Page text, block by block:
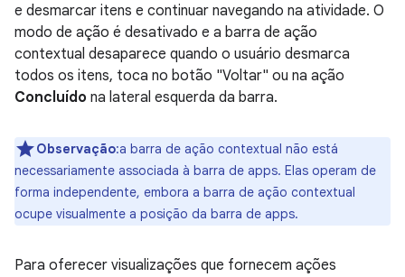
e desmarcar itens e continuar navegando na atividade. O
modo de ação é desativado e a barra de ação
contextual desaparece quando o usuário desmarca
todos os itens, toca no botão "Voltar" ou na ação
Concluído na lateral esquerda da barra.
Observação:a barra de ação contextual não está
necessariamente associada à barra de apps. Elas operam de
forma independente, embora a barra de ação contextual
ocupe visualmente a posição da barra de apps.
Para oferecer visualizações que fornecem ações